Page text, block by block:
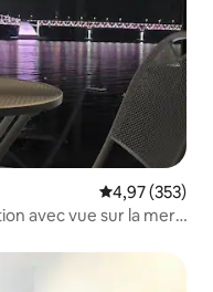
Évaluation
4,97 (353)
avec vue sur la mer,